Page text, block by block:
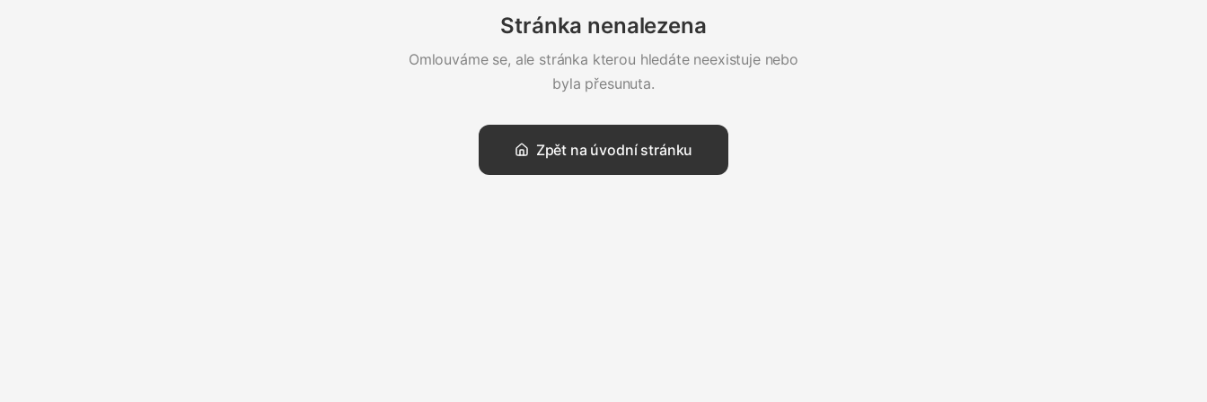
Stránka nenalezena
Omlouváme se, ale stránka kterou hledáte neexistuje nebo
byla přesunuta.
Zpět na úvodní stránku